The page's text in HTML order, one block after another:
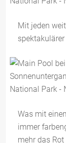
Mit jeden
Was mit
immer
mehr das